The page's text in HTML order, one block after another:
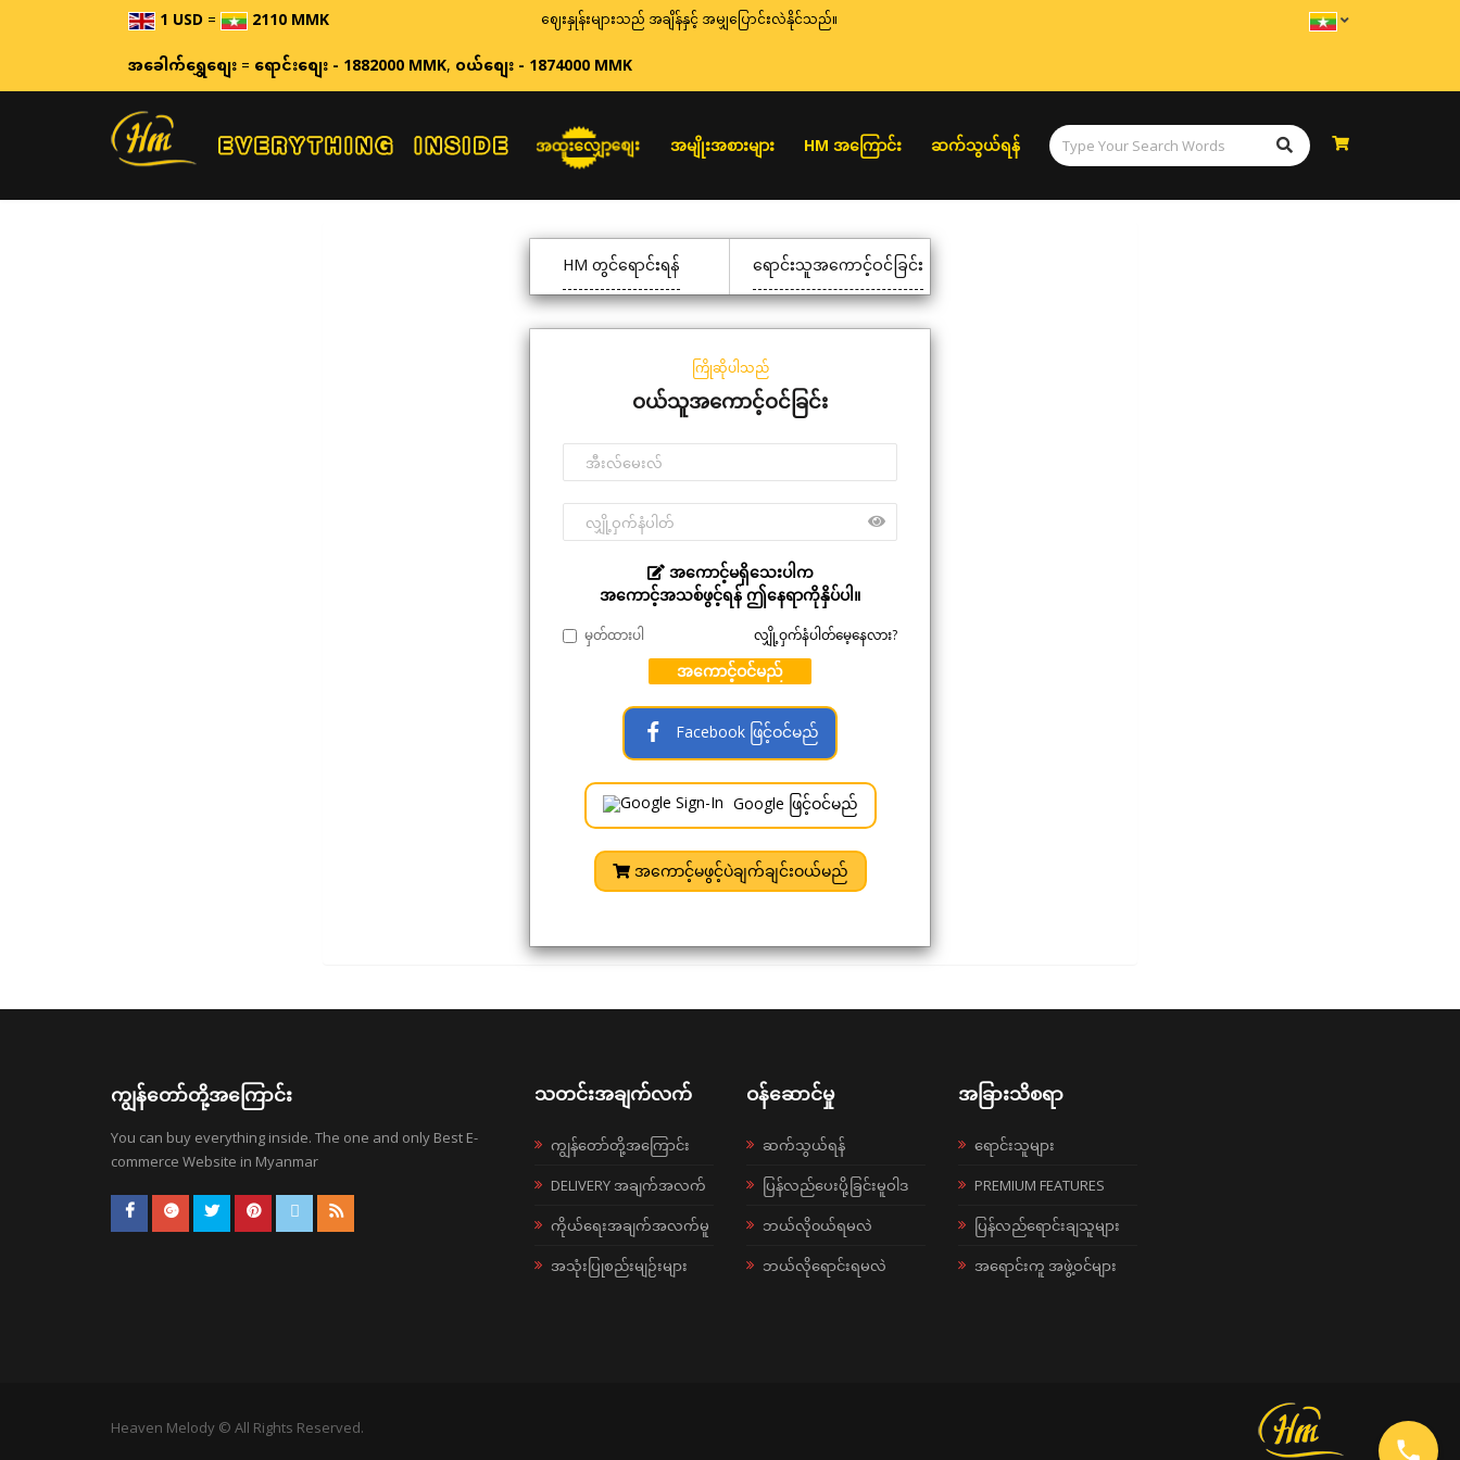
1 USD= 2110 MMK ဈေးနှုန်းများသည် အချိန်နှင့် အမျှပြောင်းလဲနိုင်သည်။
အခေါက်ရွှေစျေး=ရောင်းစျေး - 1882000 MMK,ဝယ်စျေး - 1874000 MMK
အထူးလျှော့စျေး အမျိုးအစားများ HM အကြောင်း ဆက်သွယ်ရန်
HM တွင်ရောင်းရန် ရောင်းသူအကောင့်ဝင်ခြင်း
ကြိုဆိုပါသည်
ဝယ်သူအကောင့်ဝင်ခြင်း
အကောင့်မရှိသေးပါက
အကောင့်အသစ်ဖွင့်ရန် ဤနေရာကိုနှိပ်ပါ။
မှတ်ထားပါ လျှို့ဝှက်နံပါတ်မေ့နေလား?
အကောင့်ဝင်မည်
Facebook ဖြင့်ဝင်မည်
Google ဖြင့်ဝင်မည်
အကောင့်မဖွင့်ပဲချက်ချင်းဝယ်မည်
ကျွန်တော်တို့အကြောင်း
You can buy everything inside. The one and only Best E-
commerce Website in Myanmar
သတင်းအချက်လက်
ကျွန်တော်တို့အကြောင်း
DELIVERY အချက်အလက်
ကိုယ်ရေးအချက်အလက်မူ
အသုံးပြုစည်းမျဉ်းများ
ဝန်ဆောင်မှု
ဆက်သွယ်ရန်
ပြန်လည်ပေးပို့ခြင်းမူဝါဒ
ဘယ်လို၀ယ်ရမလဲ
ဘယ်လိုရောင်းရမလဲ
အခြားသိစရာ
ရောင်းသူများ
PREMIUM FEATURES
ပြန်လည်ရောင်းချသူများ
အရောင်းကူ အဖွဲ့ဝင်များ
Heaven Melody © All Rights Reserved.